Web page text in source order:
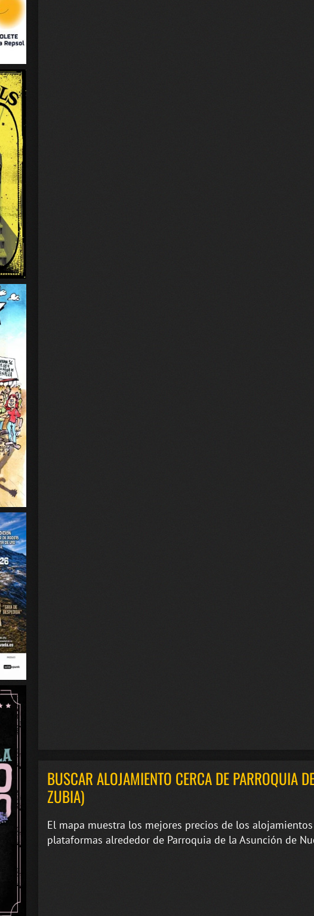
BUSCAR ALOJAMIENTO CERCA DE PARROQUIA
ZUBIA)
El mapa muestra los mejores precios de los
plataformas alrededor de Parroquia de la Asunción de